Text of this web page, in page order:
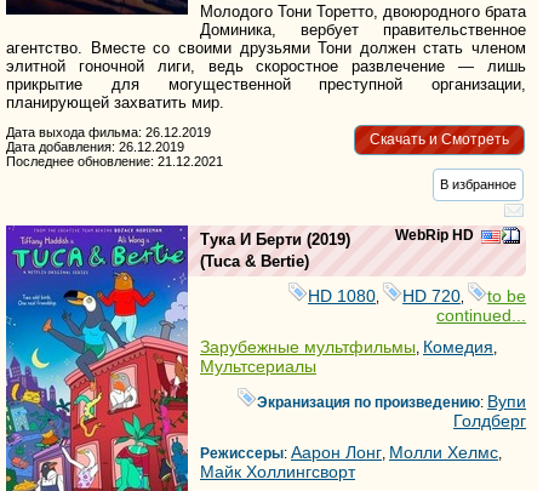
Молодого Тони Торетто, двоюродного брата
Доминика, вербует правительственное
агентство. Вместе со своими друзьями Тони должен стать членом
элитной гоночной лиги, ведь скоростное развлечение — лишь
прикрытие для могущественной преступной организации,
планирующей захватить мир.
Скачать и Смотреть
Дата выхода фильма: 26.12.2019
Дата добавления: 26.12.2019
Последнее обновление: 21.12.2021
В избранное
WebRip HD
Тука И Берти (2019)
(Tuca & Bertie)
HD 1080 HD 720
to be
continued...
Зарубежные мультфильмы Комедия
Мультсериалы
Экранизация по произведению: Вупи
Голдберг
Режиссеры: Аарон Лонг Молли Хелмс
Майк Холлингсворт